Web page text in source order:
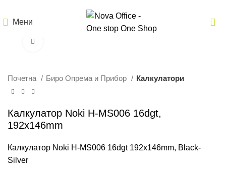
Мени
Почетна Биро Опрема и Прибор Калкулатори
Калкулатор Noki H-MS006 16dgt,
192x146mm
Калкулатор Noki H-MS006 16dgt 192x146mm, Black-
Silver